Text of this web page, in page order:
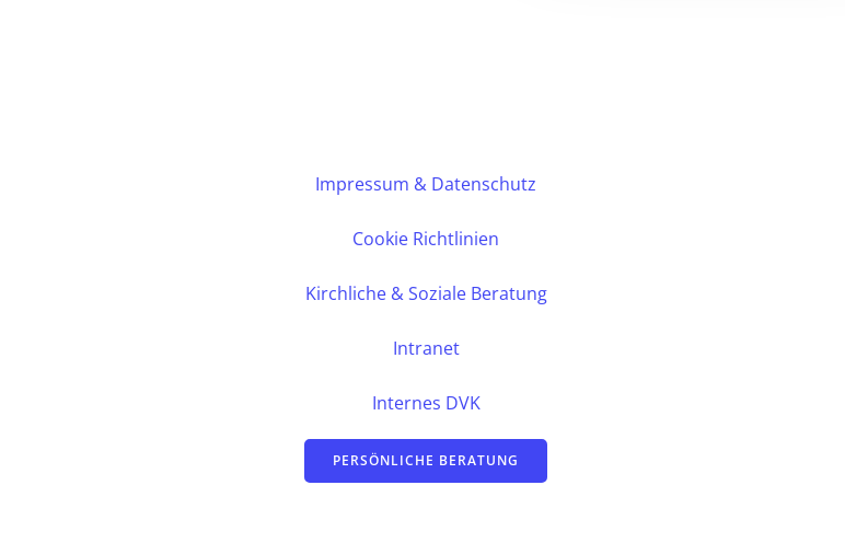
Impressum & Datenschutz
Cookie Richtlinien
Kirchliche & Soziale Beratung
Intranet
Internes DVK
PERSÖNLICHE BERATUNG